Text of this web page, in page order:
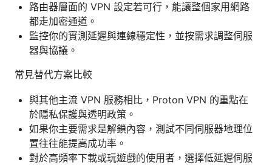
路由器層面的 VPN 設定若可行，能讓整個家用網路
都走加密通道。
監控你的實測延遲與連線穩定性，並按需求調整伺服
器與協議。
常見替代方案比較
與其他主流 VPN 服務相比，Proton VPN 的重點在
於隱私保護與透明政策。
如果你主要需求是解鎖內容，測試不同伺服器地理位
置往往能提高成功率。
對於高頻率下載或玩遊戲的使用者，選擇低延遲伺服